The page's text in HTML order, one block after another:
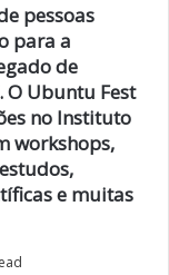
pessoas
para a
de
O Ubuntu Fest
no Instituto
workshops,
e muitas